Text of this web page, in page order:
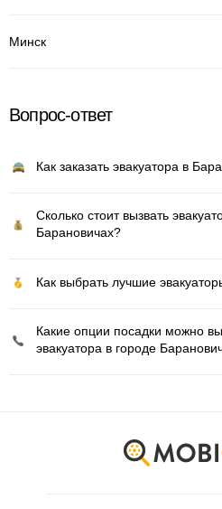
Минск
Вопрос-ответ
Как заказать эвакуатора в
Сколько стоит вызвать
Барановичах?
Как выбрать лучшие
Какие опции посадки можно
эвакуатора в городе